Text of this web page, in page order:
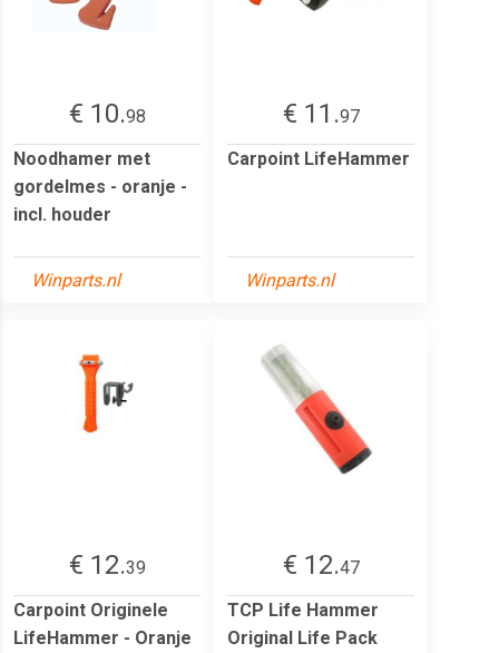
€ 10.98
Noodhamer met
gordelmes - oranje -
incl. houder
Winparts.nl
€ 11.97
Carpoint LifeHammer
Winparts.nl
€ 12.39
Carpoint Originele
LifeHammer - Oranje
€ 12.47
TCP Life Hammer
Original Life Pack